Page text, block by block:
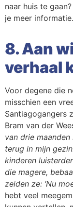
naar huis te
je meer informatie.
8. Aan
verhaal
Voor degene die
misschien een
Santiagogangers
Bram van der
van drie
terug in mijn
kinderen
die magere,
zeiden ze: ‘Nu
hebt veel